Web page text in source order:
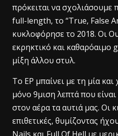
πρόκειται να σχολιάσουμε
full-length, το “True, False
κυκλοφόρησε το 2018. Οι
εκρηκτικό και καθαρόαιμο
μίξη άλλου στυλ.
Το EP μπαίνει με τη μία
μόνο 9μιση λεπτά που
στον αέρα τα αυτιά μας. Οι
επιθετικές, θυμίζοντας